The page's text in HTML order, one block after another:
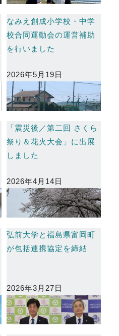
なみえ創成小学校・中学
校合同運動会の運営補助
を行いました
2026年5月19日
「震災後／第二回 さくら
祭り＆花火大会」に出展
しました
2026年4月14日
弘前大学と福島県富岡町
が包括連携協定を締結
2026年3月27日